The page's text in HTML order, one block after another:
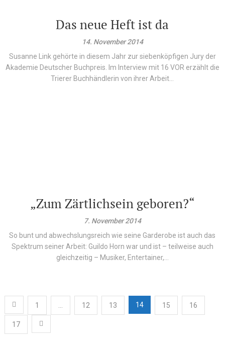
Das neue Heft ist da
14. November 2014
Susanne Link gehörte in diesem Jahr zur siebenköpfigen Jury der
Akademie Deutscher Buchpreis. Im Interview mit 16 VOR erzählt die
Trierer Buchhändlerin von ihrer Arbeit...
„Zum Zärtlichsein geboren?“
7. November 2014
So bunt und abwechslungsreich wie seine Garderobe ist auch das
Spektrum seiner Arbeit: Guildo Horn war und ist – teilwei­se auch
gleichzeitig – Musiker, Entertainer,...
Beitragsnavigation
1 12 13 14 15 16
17